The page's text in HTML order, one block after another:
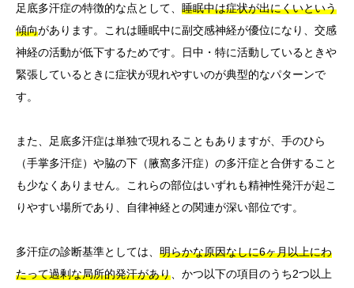
足底多汗症の特徴的な点として、 睡眠中は症状が出にくいという
傾向があります。これは睡眠中に副交感神経が優位になり、交感
神経の活動が低下するためです。日中・特に活動しているときや
緊張しているときに症状が現れやすいのが典型的なパターンで
す。
また、足底多汗症は単独で現れることもありますが、手のひら
（手掌多汗症）や脇の下（腋窩多汗症）の多汗症と合併すること
も少なくありません。これらの部位はいずれも精神性発汗が起こ
りやすい場所であり、自律神経との関連が深い部位です。
多汗症の診断基準としては、 明らかな原因なしに6ヶ月以上にわ
たって過剰な局所的発汗があり 、かつ以下の項目のうち2つ以上